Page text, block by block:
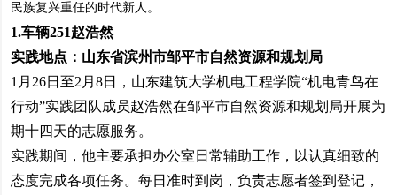
民族复兴重任的时代新人。
1.车辆251赵浩然
实践地点：山东省滨州市邹平市自然资源和规划局
1月26日至2月8日，山东建筑大学机电工程学院“机电青鸟在
行动”实践团队成员赵浩然在邹平市自然资源和规划局开展为
期十四天的志愿服务。
实践期间，他主要承担办公室日常辅助工作，以认真细致的
态度完成各项任务。每日准时到岗，负责志愿者签到登记，